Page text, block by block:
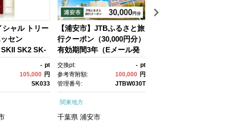
シャル トリー
セン
SK2 SK-
ツー エスケ
ピテラ スキ
ｺｽﾒ フェイ
シャルトリ
リートメン
- pt
105,000 円
SK033
【浦安市】JTBふるさと旅
行クーポン（30,000円分）
有効期間3年（Eメール発
行）｜旅行 トラベル 予
約 国内旅行 JTB 宿泊 観
光 体験 旅行券 宿泊券 旅
ット 子供 子連れ カップ
ル 家族 人気 おすすめ 旅
交換pt: - pt
参考寄附額:
100,000 円
管理番号:
JTBW030T
関東地方
千葉県 浦安市